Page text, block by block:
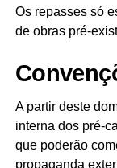
Os repasses só
de obras pré-
A partir deste
interna dos pré-
que poderão
propaganda